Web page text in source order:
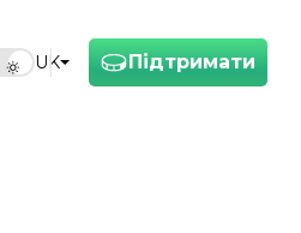
Підтримати
UK